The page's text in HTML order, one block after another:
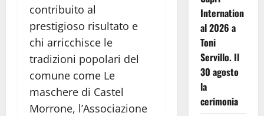
contribuito al
prestigioso risultato e
chi arricchisce le
tradizioni popolari del
comune come Le
maschere di Castel
Morrone, l’Associazione
Internation
al 2026 a
Toni
Servillo. Il
30 agosto
la
cerimonia